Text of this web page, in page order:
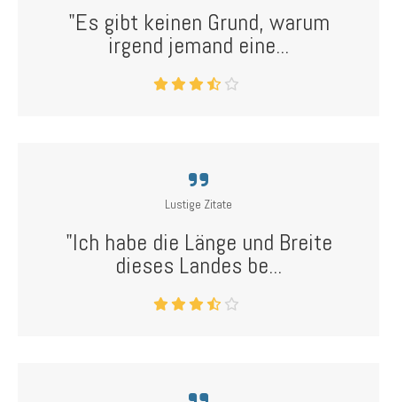
"Es gibt keinen Grund, warum
irgend jemand eine...
Lustige Zitate
"Ich habe die Länge und Breite
dieses Landes be...